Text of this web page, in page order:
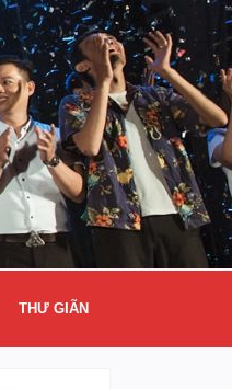
THƯ GIÃN